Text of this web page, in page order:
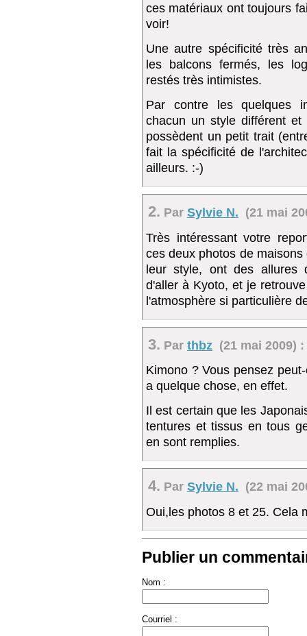
ces matériaux ont toujours
voir!
Une autre spécificité très
les balcons fermés, les
restés très intimistes.
Par contre les quelques
chacun un style différent
possèdent un petit trait
fait la spécificité de
ailleurs. :-)
2. Par Sylvie N. (21 mai
Très intéressant votre
ces deux photos de
leur style, ont des allures
d'aller à Kyoto, et je
l'atmosphère si particulière
3. Par thbz (21 mai 2009) :
Kimono ? Vous pensez
a quelque chose, en effet.
Il est certain que les
tentures et tissus en tous
en sont remplies.
4. Par Sylvie N. (22 mai
Oui,les photos 8 et 25. Cela
Publier un
Nom :
Courriel :